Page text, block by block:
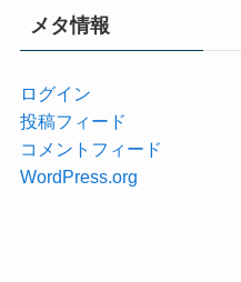
メタ情報
ログイン
投稿フィード
コメントフィード
WordPress.org